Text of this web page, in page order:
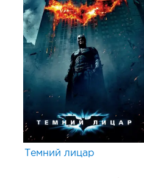
Темний лицар